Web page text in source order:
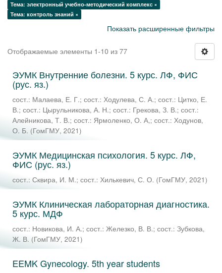
Тема: электронный учебно-методический комплекс ×
Тема: контроль знаний ×
Показать расширенные фильтры
Отображаемые элементы 1-10 из 77
ЭУМК Внутренние болезни. 5 курс. ЛФ, ФИС
(рус. яз.)
сост.: Малаева, Е. Г.; сост.: Ходулева, С. А.; сост.: Цитко, Е.
В.; сост.: Цырульникова, А. Н.; сост.: Грекова, З. В.; сост.:
Алейникова, Т. В.; сост.: Ярмоленко, О. А,; сост.: Ходунов,
О. Б. (ГомГМУ, 2021)
ЭУМК Медицинская психология. 5 курс. ЛФ,
ФИС (рус. яз.)
сост.: Сквира, И. М.; сост.: Хилькевич, С. О. (ГомГМУ, 2021)
ЭУМК Клиническая лабораторная диагностика.
5 курс. МДФ
сост.: Новикова, И. А.; сост.: Железко, В. В.; сост.: Зубкова,
Ж. В. (ГомГМУ, 2021)
EEMK Gynecology. 5th year students